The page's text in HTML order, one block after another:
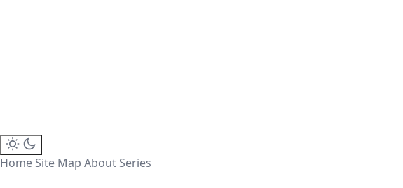
Home Site Map About Series